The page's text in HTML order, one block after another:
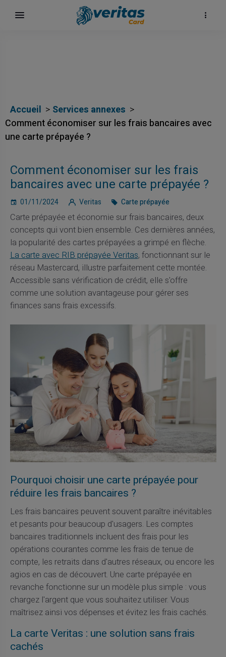
Accueil
Services annexes
Comment économiser sur les frais bancaires avec
une carte prépayée ?
Comment économiser sur les frais
bancaires avec une carte prépayée ?
01/11/2024 Veritas Carte prépayée
Carte prépayée et économie sur frais bancaires, deux
concepts qui vont bien ensemble. Ces dernières années,
la popularité des cartes prépayées a grimpé en flèche.
La carte avec RIB prépayée Veritas, fonctionnant sur le
réseau Mastercard, illustre parfaitement cette montée.
Accessible sans vérification de crédit, elle s'offre
comme une solution avantageuse pour gérer ses
finances sans frais excessifs.
Pourquoi choisir une carte prépayée pour
réduire les frais bancaires ?
Les frais bancaires peuvent souvent paraître inévitables
et pesants pour beaucoup d'usagers. Les comptes
bancaires traditionnels incluent des frais pour les
opérations courantes comme les frais de tenue de
compte, les retraits dans d'autres réseaux, ou encore les
agios en cas de découvert. Une carte prépayée en
revanche fonctionne sur un modèle plus simple : vous
chargez l'argent que vous souhaitez utiliser. Vous
maîtrisez ainsi vos dépenses et évitez les frais cachés.
La carte Veritas : une solution sans frais
cachés